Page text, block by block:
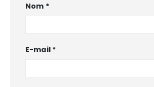
Nom *
E-mail *